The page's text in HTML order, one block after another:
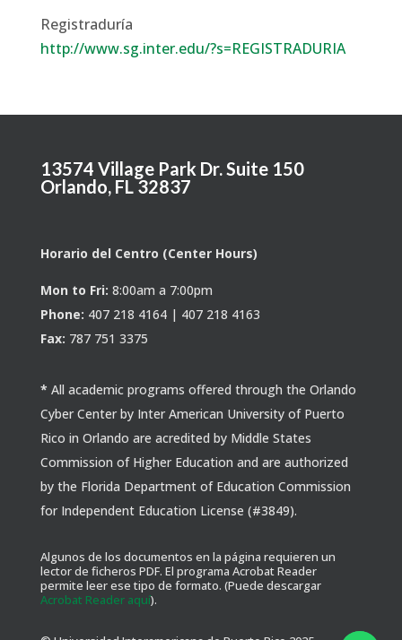
Registraduría
http://www.sg.inter.edu/?s=REGISTRADURIA
13574 Village Park Dr. Suite 150
Orlando, FL 32837
Horario del Centro (Center Hours)
Mon to Fri: 8:00am a 7:00pm
Phone: 407 218 4164 | 407 218 4163
Fax: 787 751 3375
* All academic programs offered through the Orlando
Cyber Center by Inter American University of Puerto
Rico in Orlando are acredited by Middle States
Commission of Higher Education and are authorized
by the Florida Department of Education Commission
for Independent Education License (#3849).
Algunos de los documentos en la página requieren un
lector de ficheros PDF. El programa Acrobat Reader
permite leer ese tipo de formato. (Puede descargar
Acrobat Reader aquí).